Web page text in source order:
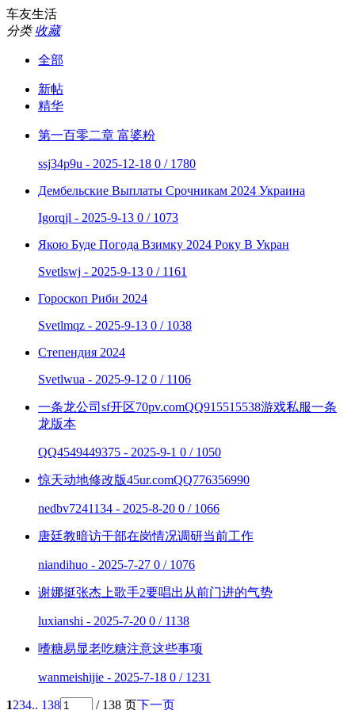
车友生活
分类 收藏
全部
新帖
精华
第一百零二章 富婆粉
ssj34p9u - 2025-12-18 0 / 1780
Дембельские Выплаты Срочникам 2024 Украина
Igorqjl - 2025-9-13 0 / 1073
Якою Буде Погода Взимку 2024 Року В Укран
Svetlswj - 2025-9-13 0 / 1161
Гороскоп Риби 2024
Svetlmqz - 2025-9-13 0 / 1038
Степендия 2024
Svetlwua - 2025-9-12 0 / 1106
一条龙公司sf开区70pv.comQQ915515538游戏私服一条
龙版本
QQ4549449375 - 2025-9-1 0 / 1050
惊天动地修改版45ur.comQQ776356990
nedbv7241134 - 2025-8-20 0 / 1066
唐廷教暗访干部在岗情况调研当前工作
niandihuo - 2025-7-27 0 / 1076
谢娜挺张杰上歌手2要唱出从前门进的气势
luxianshi - 2025-7-20 0 / 1138
嗜糖易显老吃糖注意这些事项
wanmeishijie - 2025-7-18 0 / 1231
1234.. 138 / 138 页下一页